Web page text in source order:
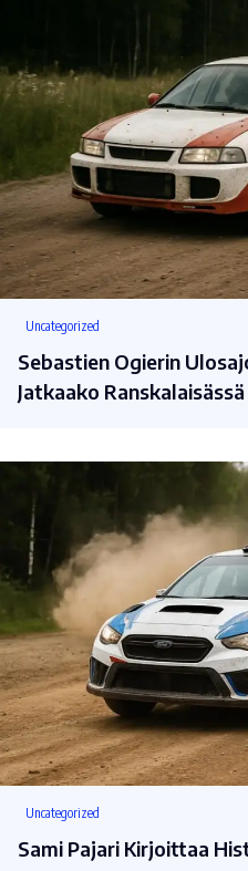
Uncategorized
Sebastien Ogierin
Jatkaako
Uncategorized
Sami Pajari Kirjoittaa